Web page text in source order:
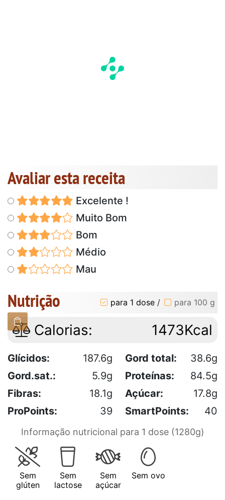
Avaliar esta receita
Excelente !
Muito Bom
Bom
Médio
Mau
Nutrição para 1 dose / para 100 g
Calorias: 1473Kcal
Glícidos: 187.6g Gord total:
38.6g
Gord.sat.:
5.9g Proteínas:
84.5g
Fibras:
18.1g Açúcar:
17.8g
ProPoints:
39 SmartPoints: 40
Informação nutricional para 1 dose (1280g)
Sem
glúten
Sem
lactose
Sem
açúcar
Sem ovo